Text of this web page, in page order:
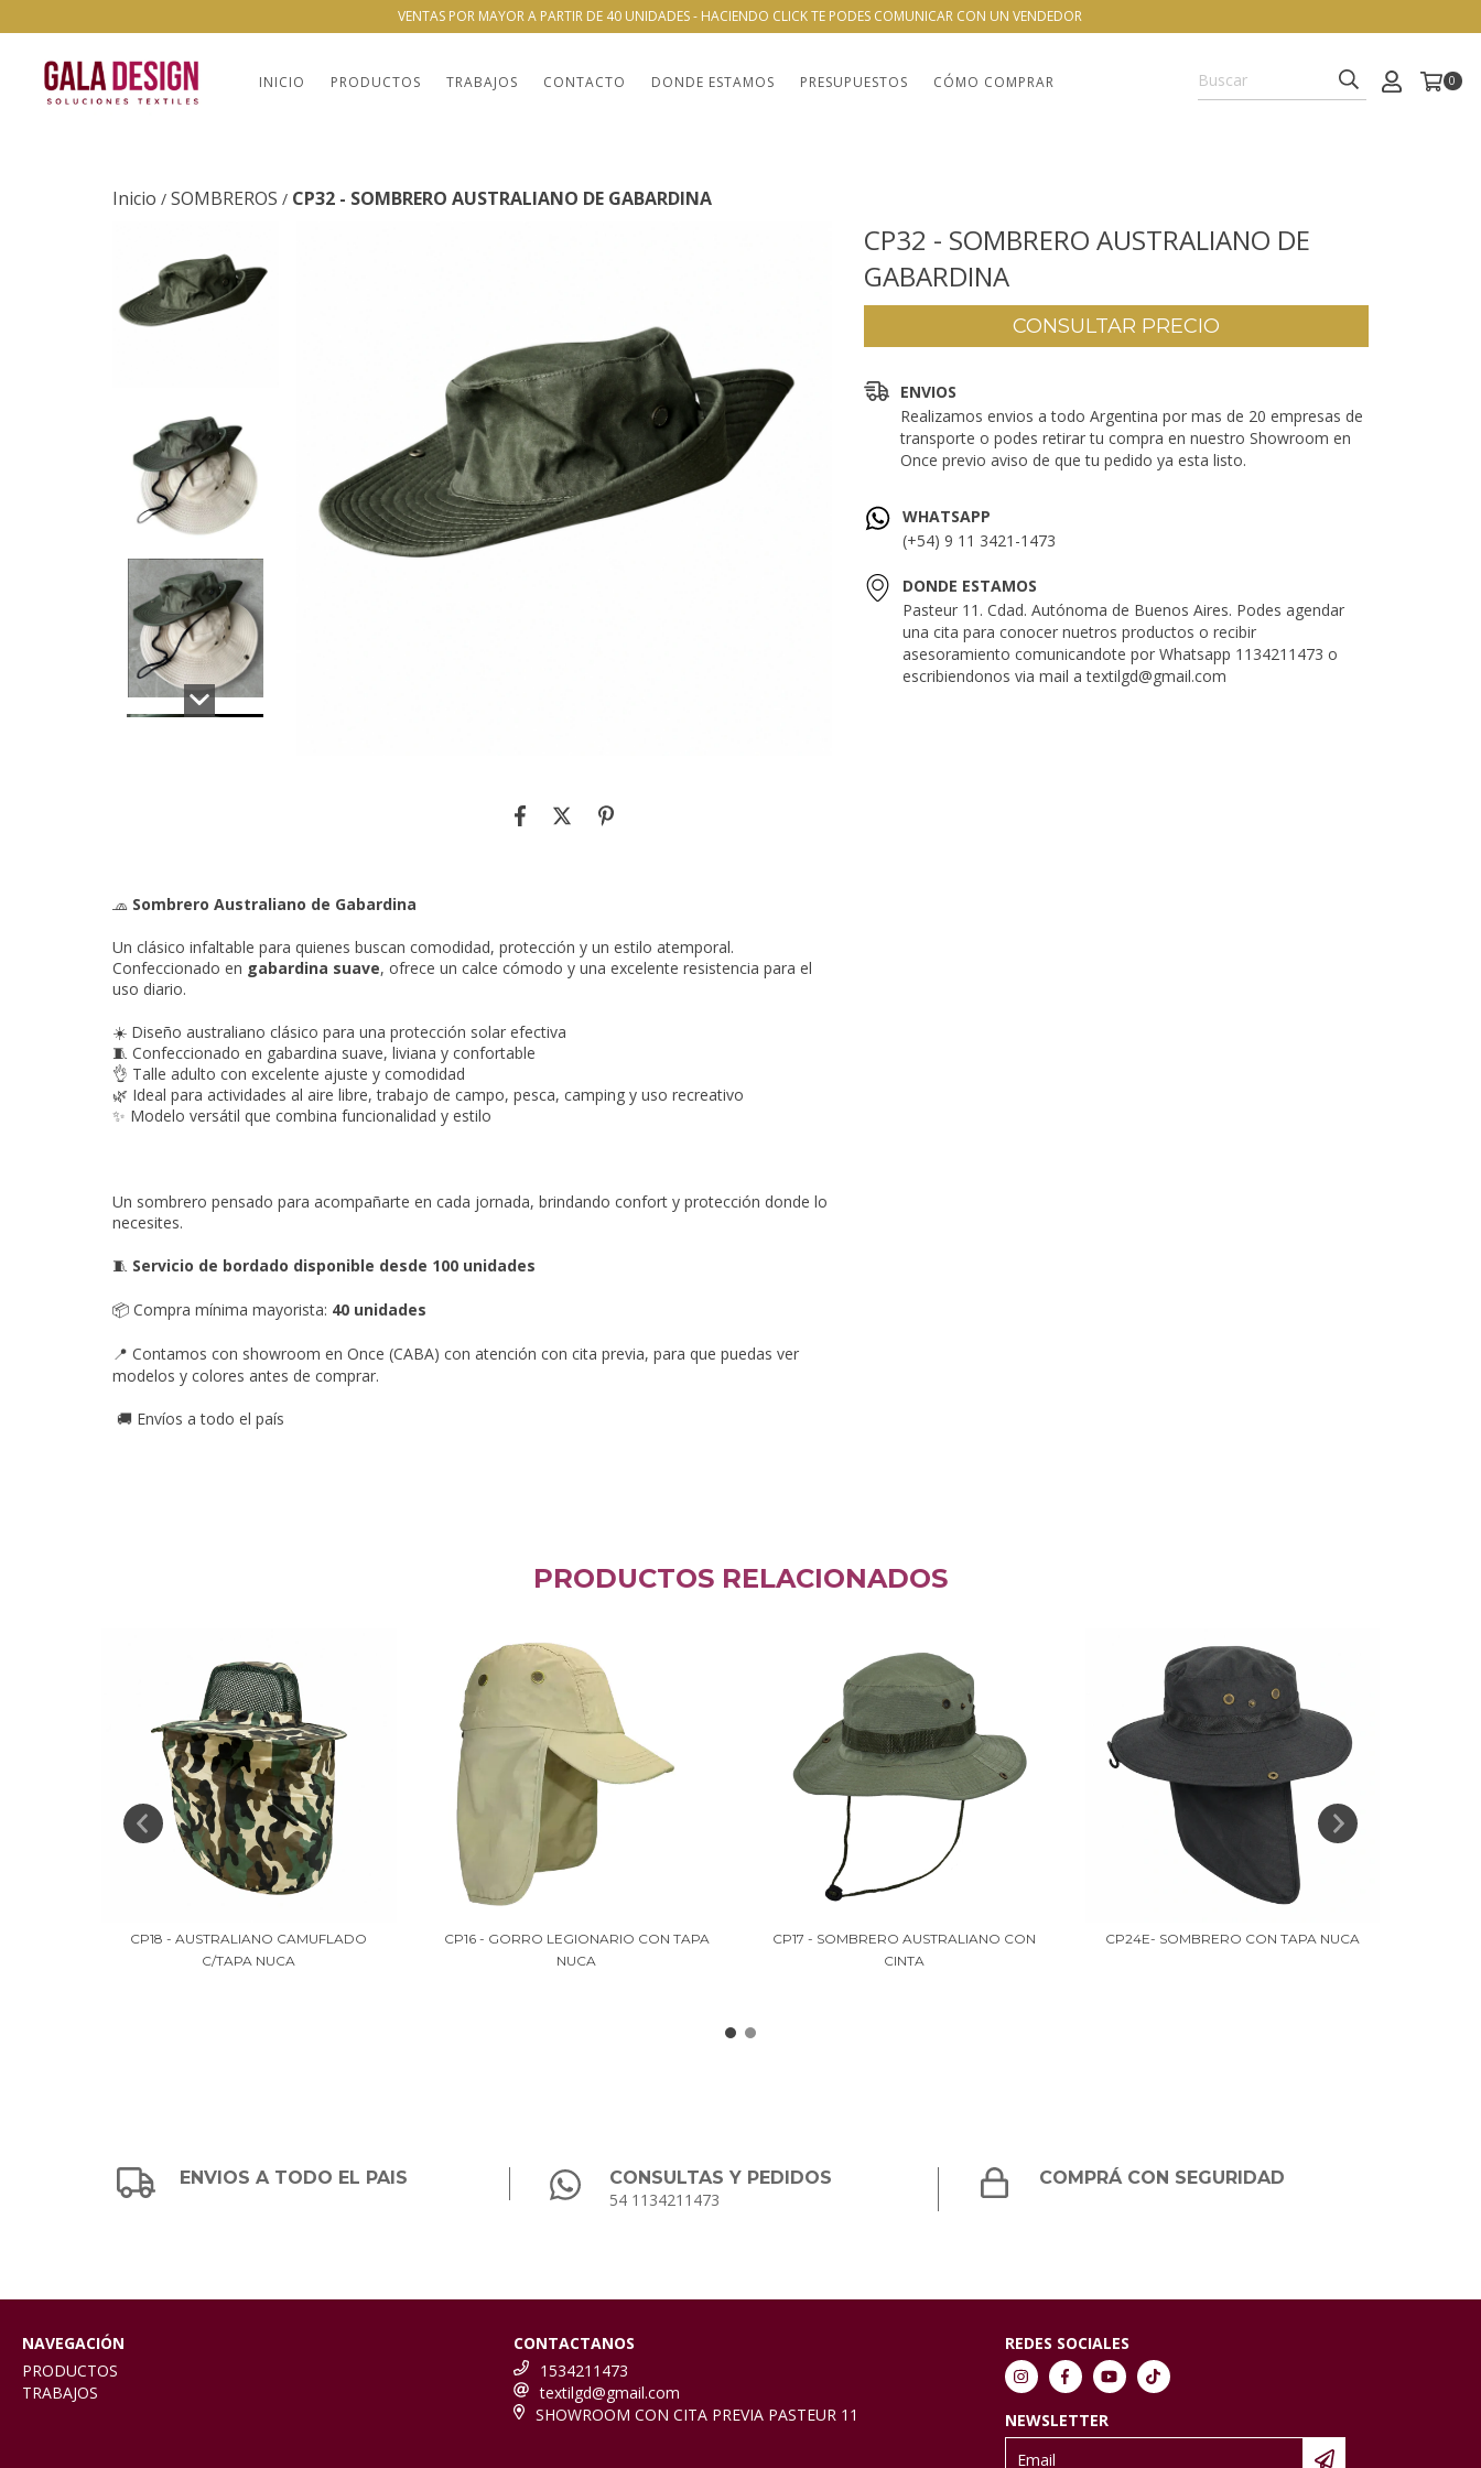
VENTAS POR MAYOR A PARTIR DE 40 UNIDADES - HACIENDO CLICK TE PODES COMUNICAR CON UN VENDEDOR
INICIO PRODUCTOS TRABAJOS CONTACTO DONDE ESTAMOS PRESUPUESTOS CÓMO COMPRAR 0
Inicio / SOMBREROS / CP32 - SOMBRERO AUSTRALIANO DE GABARDINA
🧢 Sombrero Australiano de Gabardina
Un clásico infaltable para quienes buscan comodidad, protección y un estilo atemporal.
Confeccionado en gabardina suave, ofrece un calce cómodo y una excelente resistencia para el
uso diario.
☀️ Diseño australiano clásico para una protección solar efectiva
🧵 Confeccionado en gabardina suave, liviana y confortable
👌 Talle adulto con excelente ajuste y comodidad
🌿 Ideal para actividades al aire libre, trabajo de campo, pesca, camping y uso recreativo
✨ Modelo versátil que combina funcionalidad y estilo
Un sombrero pensado para acompañarte en cada jornada, brindando confort y protección donde lo
necesites.
🧵 Servicio de bordado disponible desde 100 unidades
📦 Compra mínima mayorista: 40 unidades
📍 Contamos con showroom en Once (CABA) con atención con cita previa, para que puedas ver
modelos y colores antes de comprar.
🚚 Envíos a todo el país
CP32 - SOMBRERO AUSTRALIANO DE
GABARDINA
ENVIOS
Realizamos envios a todo Argentina por mas de 20 empresas de
transporte o podes retirar tu compra en nuestro Showroom en
Once previo aviso de que tu pedido ya esta listo.
WHATSAPP
(+54) 9 11 3421-1473
DONDE ESTAMOS
Pasteur 11. Cdad. Autónoma de Buenos Aires. Podes agendar
una cita para conocer nuetros productos o recibir
asesoramiento comunicandote por Whatsapp 1134211473 o
escribiendonos via mail atextilgd@gmail.com
PRODUCTOS RELACIONADOS
CP18 - AUSTRALIANO CAMUFLADO
C/TAPA NUCA
CP16 - GORRO LEGIONARIO CON TAPA
NUCA
CP17 - SOMBRERO AUSTRALIANO CON
CINTA
CP24E- SOMBRERO CON TAPA NUCA
ENVIOS A TODO EL PAIS
CONSULTAS Y PEDIDOS
54 1134211473
COMPRÁ CON SEGURIDAD
NAVEGACIÓN
PRODUCTOS
TRABAJOS
CONTACTANOS
1534211473
textilgd@gmail.com
SHOWROOM CON CITA PREVIA PASTEUR 11
REDES SOCIALES
NEWSLETTER